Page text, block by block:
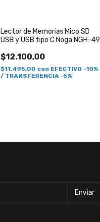
Lector de Memorias Mico SD
USB y USB tipo C Noga NGH-49
$12.100,00
$11.495,00 con EFECTIVO -10%
/ TRANSFERENCIA -5%